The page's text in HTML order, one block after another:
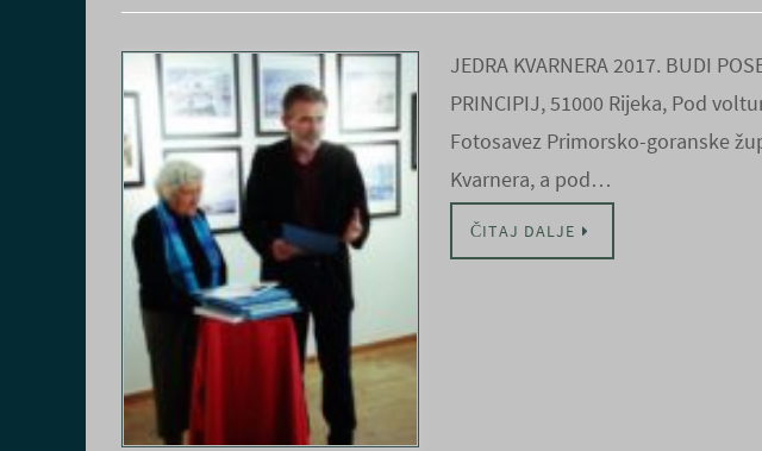
JEDRA KVARNERA 2017. BUDI
PRINCIPIJ, 51000 Rijeka, Pod
Fotosavez Primorsko-goranske
Kvarnera, a pod…
ČITAJ DALJE